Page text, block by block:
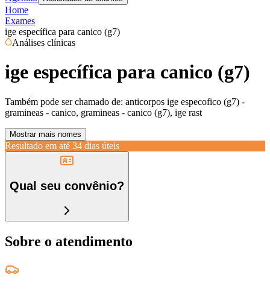
Home
Exames
ige específica para canico (g7)
Análises clínicas
ige específica para canico (g7)
Também pode ser chamado de: anticorpos ige especofico (g7) -
gramineas - canico, gramineas - canico (g7), ige rast
Mostrar mais nomes
Resultado em até 34 dias úteis
Qual seu convênio?
Sobre o atendimento